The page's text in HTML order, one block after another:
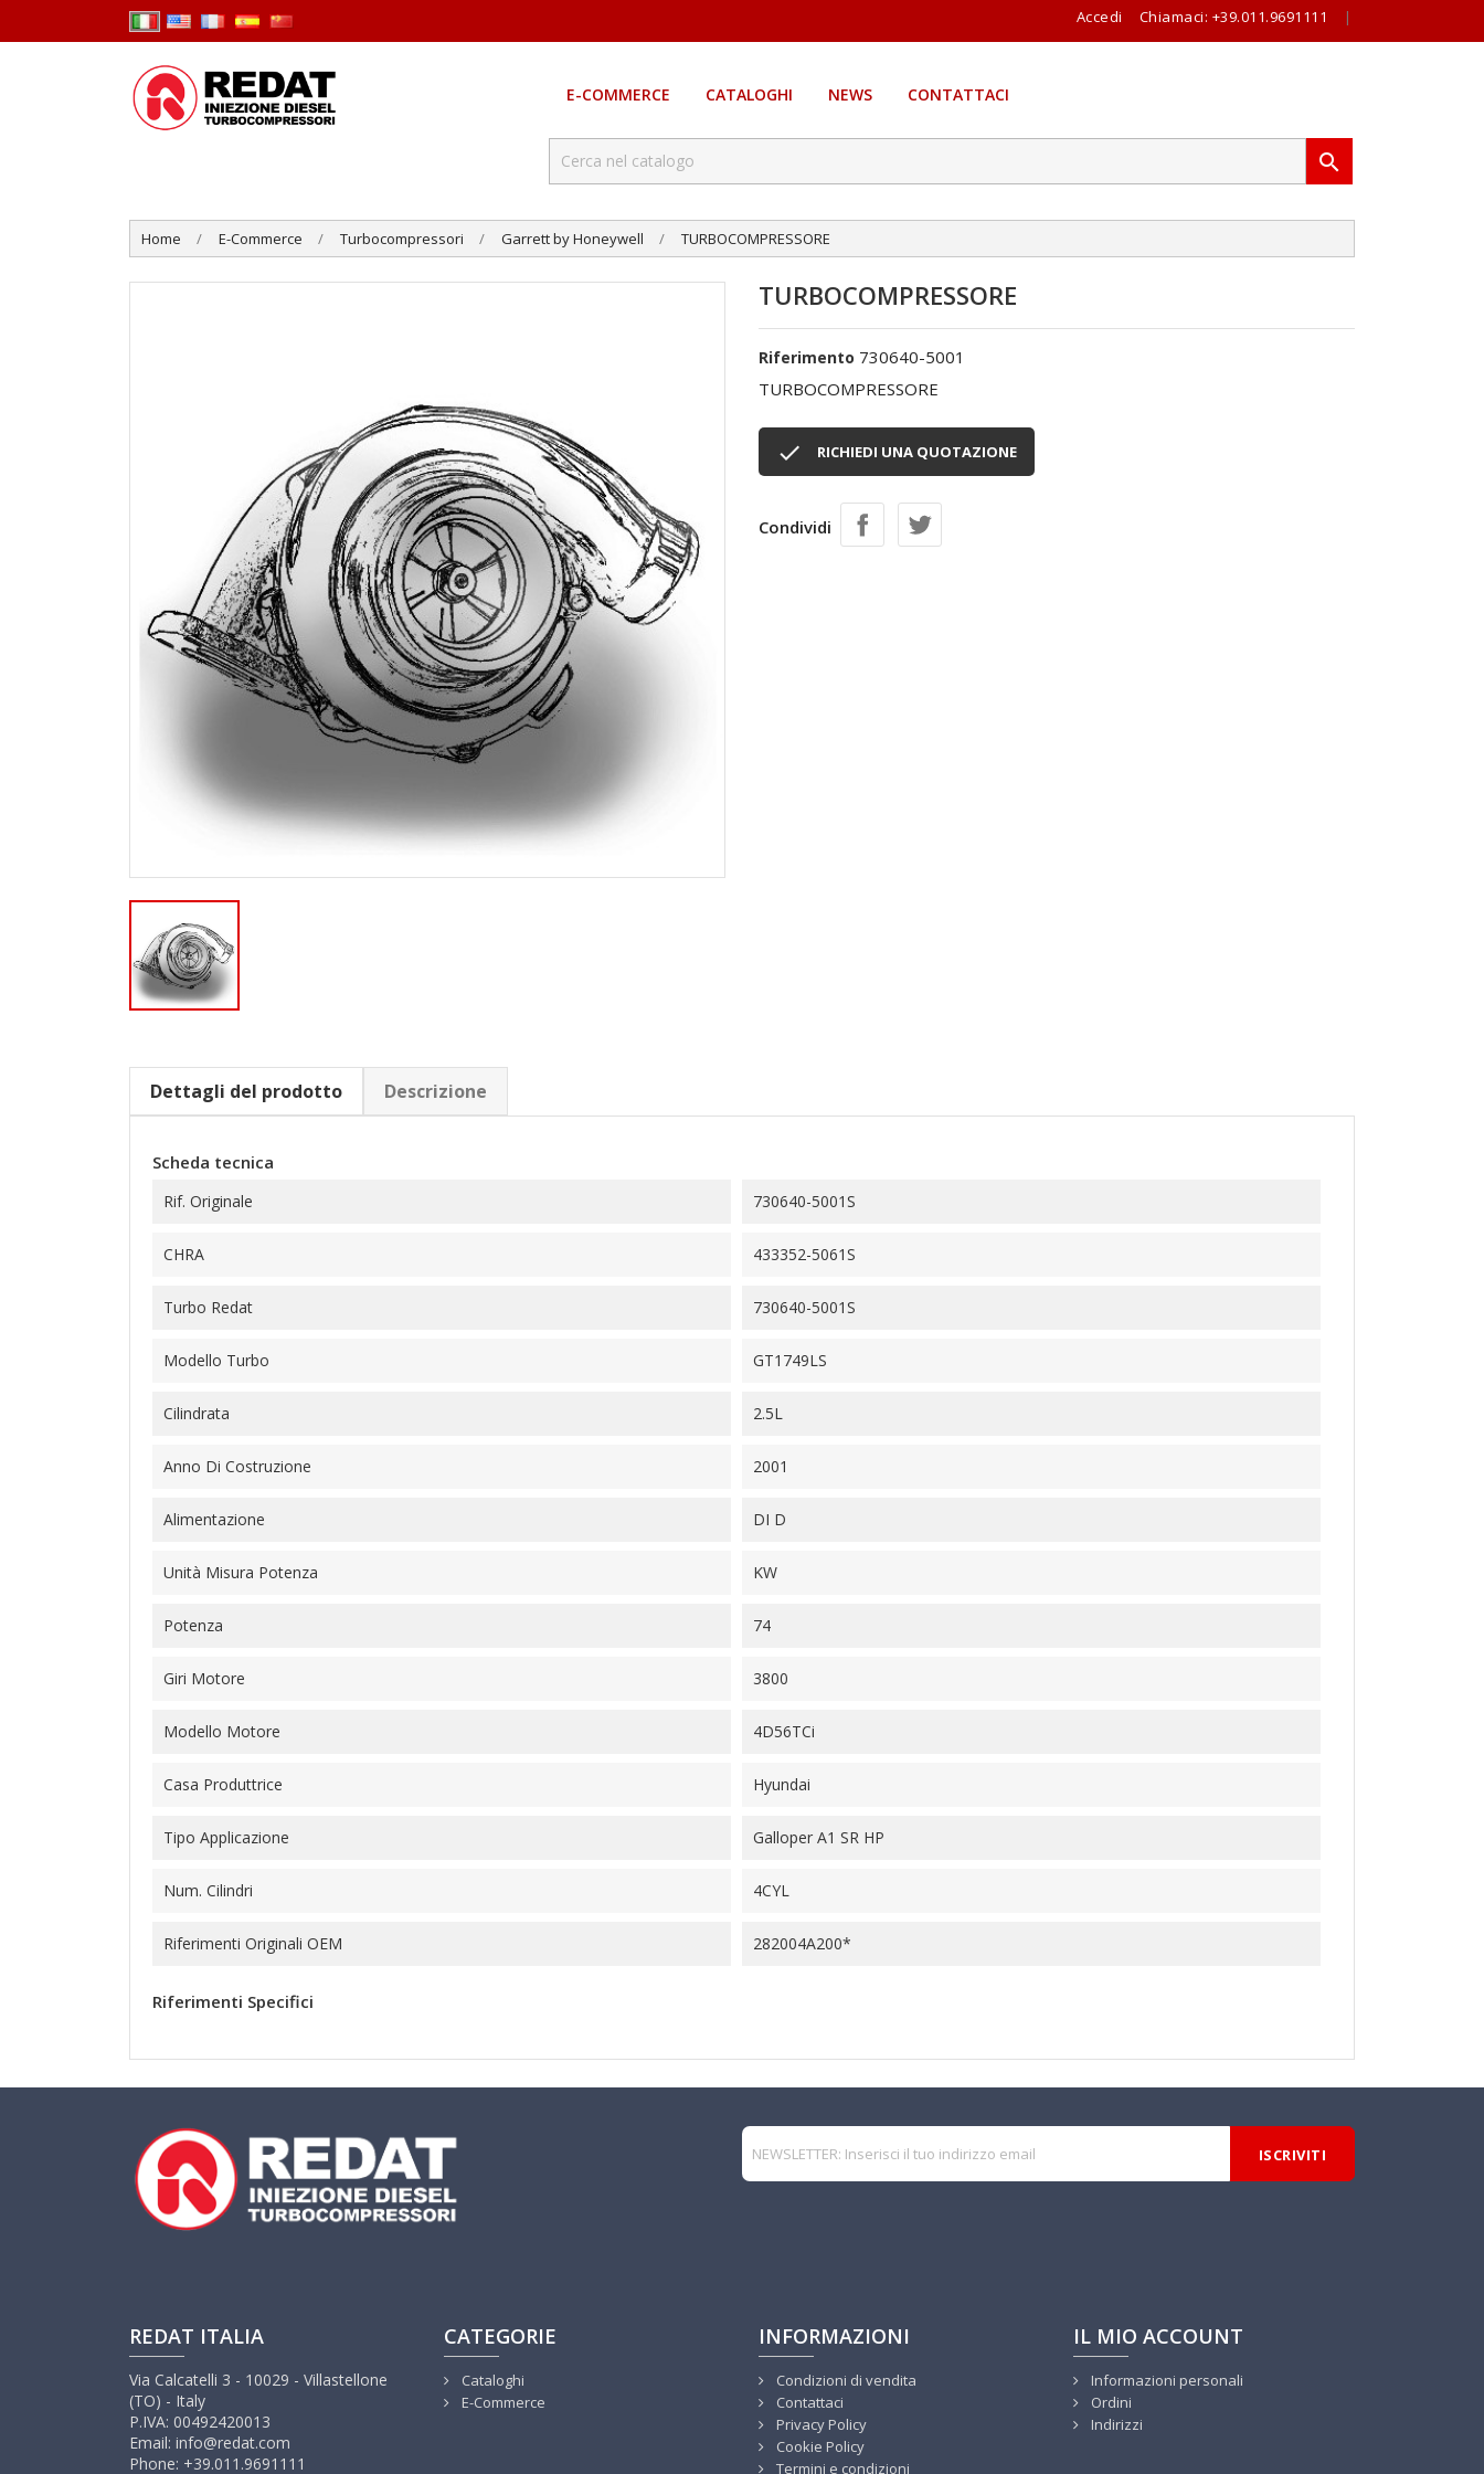
Accedi Chiamaci: +39.011.9691111 |
E-COMMERCE CATALOGHI NEWS CONTATTACI

Home E-Commerce Turbocompressori Garrett by Honeywell TURBOCOMPRESSORE
TURBOCOMPRESSORE
Riferimento 730640-5001
TURBOCOMPRESSORE
 RICHIEDI UNA QUOTAZIONE
Condividi
Dettagli del prodotto Descrizione
Scheda tecnica
Rif. Originale 730640-5001S
CHRA 433352-5061S
Turbo Redat 730640-5001S
Modello Turbo GT1749LS
Cilindrata 2.5L
Anno Di Costruzione 2001
Alimentazione DI D
Unità Misura Potenza KW
Potenza 74
Giri Motore 3800
Modello Motore 4D56TCi
Casa Produttrice Hyundai
Tipo Applicazione Galloper A1 SR HP
Num. Cilindri 4CYL
Riferimenti Originali OEM 282004A200*
Riferimenti Specifici
REDAT ITALIA
Via Calcatelli 3 - 10029 - Villastellone
(TO) - Italy
P.IVA: 00492420013
Email: info@redat.com
Phone: +39.011.9691111
CATEGORIE
Cataloghi
E-Commerce
INFORMAZIONI
Condizioni di vendita
Contattaci
Privacy Policy
Cookie Policy
Termini e condizioni
IL MIO ACCOUNT
Informazioni personali
Ordini
Indirizzi